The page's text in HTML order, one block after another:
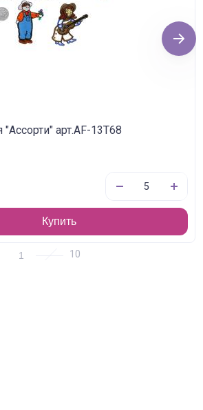
арт.AF-13T68
Купить
Next
1